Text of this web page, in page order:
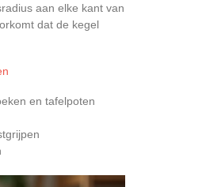
aan elke kant van
dat de kegel
en tafelpoten